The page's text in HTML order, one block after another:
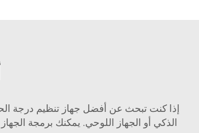
إذا كنت تبحث عن أفضل جهاز تنظيم درجة
الذكي أو الجهاز اللوحي. يمكنك برمجة